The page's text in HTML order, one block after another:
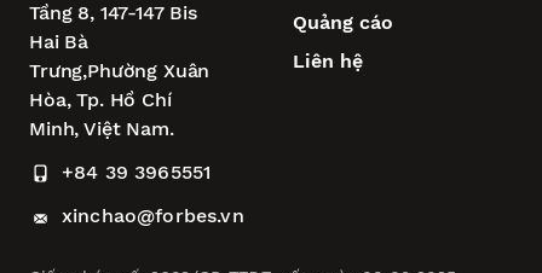
Tầng 8, 147-147 Bis
Hai Bà
Trưng,Phường Xuân
Hòa,Tp. Hồ Chí
Minh, Việt Nam.
+84 39 3965551
xinchao@forbes.vn
Quảng cáo
Liên hệ